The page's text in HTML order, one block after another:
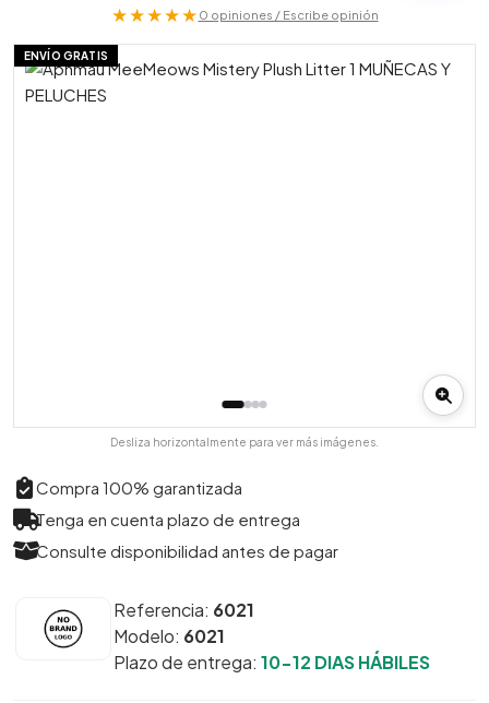
★★★★★ 0 opiniones / Escribe opinión
ENVÍO GRATIS
Desliza horizontalmente para ver más imágenes.
Compra 100% garantizada
Tenga en cuenta plazo de entrega
Consulte disponibilidad antes de pagar
Referencia: 6021
Modelo: 6021
Plazo de entrega: 10-12 DIAS HÁBILES